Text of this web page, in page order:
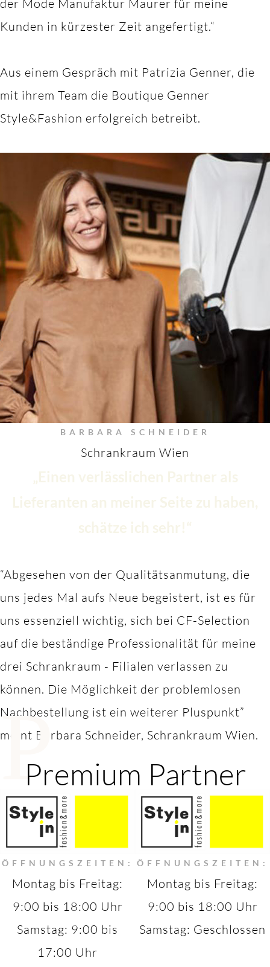
der Mode Manufaktur Maurer für meine
Kunden in kürzester Zeit angefertigt.“
Aus einem Gespräch mit Patrizia Genner, die
mit ihrem Team die Boutique Genner
Style&Fashion erfolgreich betreibt.
BARBARA SCHNEIDER
Schrankraum Wien
„Einen verlässlichen Partner als
Lieferanten an meiner Seite zu haben,
schätze ich sehr!“
“Abgesehen von der Qualitätsanmutung, die
uns jedes Mal aufs Neue begeistert, ist es für
uns essenziell wichtig, sich bei CF-Selection
auf die beständige Professionalität für meine
drei Schrankraum - Filialen verlassen zu
können. Die Möglichkeit der problemlosen
Nachbestellung ist ein weiterer Pluspunkt”
meint Barbara Schneider, Schrankraum Wien.
PPremium Partner
ÖFFNUNGSZEITEN:
Montag bis Freitag:
9:00 bis 18:00 Uhr
Samstag: 9:00 bis
17:00 Uhr
ÖFFNUNGSZEITEN:
Montag bis Freitag:
9:00 bis 18:00 Uhr
Samstag: Geschlossen